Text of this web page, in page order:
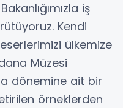
iş
Kendi
ülkemize
Müzesi
dönemine ait bir
örneklerden